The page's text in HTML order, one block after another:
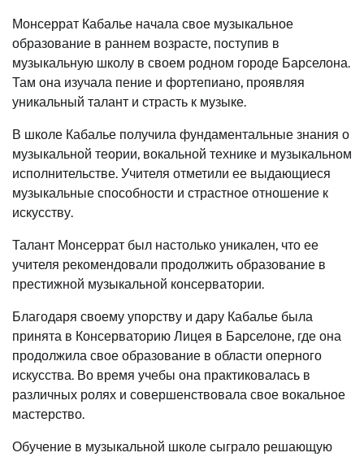
Монсеррат Кабалье начала свое музыкальное
образование в раннем возрасте, поступив в
музыкальную школу в своем родном городе Барселона.
Там она изучала пение и фортепиано, проявляя
уникальный талант и страсть к музыке.
В школе Кабалье получила фундаментальные знания о
музыкальной теории, вокальной технике и музыкальном
исполнительстве. Учителя отметили ее выдающиеся
музыкальные способности и страстное отношение к
искусству.
Талант Монсеррат был настолько уникален, что ее
учителя рекомендовали продолжить образование в
престижной музыкальной консерватории.
Благодаря своему упорству и дару Кабалье была
принята в Консерваторию Лицея в Барселоне, где она
продолжила свое образование в области оперного
искусства. Во время учебы она практиковалась в
различных ролях и совершенствовала свое вокальное
мастерство.
Обучение в музыкальной школе сыграло решающую